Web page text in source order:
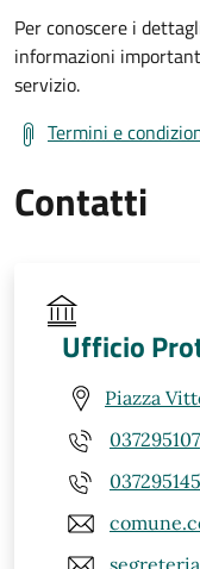
Per conoscere i
informazioni
servizio.
Termini e
Contatti
Ufficio
Piazza
037295107
037295145